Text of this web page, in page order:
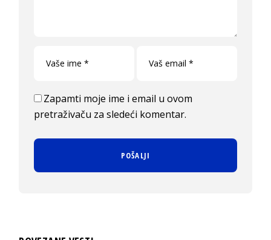
Zapamti moje ime i email u ovom
pretraživaču za sledeći komentar.